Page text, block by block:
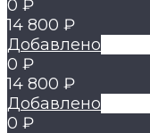
0 ₽
14 800 ₽
Добавлено
0 ₽
14 800 ₽
Добавлено
0 ₽